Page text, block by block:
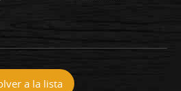
a la lista